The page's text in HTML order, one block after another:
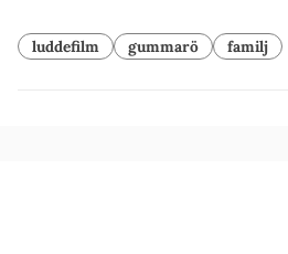
luddefilm gummarö familj